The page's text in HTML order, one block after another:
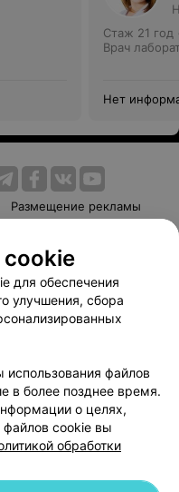
Стаж 21 год
Врач
Нет
Размещение рекламы
Способы оплаты
103.by
данных
для обеспечения
улучшения, сбора
файлов
в более позднее время.
о целях,
файлов cookie вы
обработки